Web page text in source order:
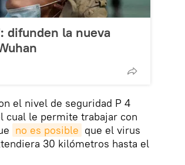
difunden la nueva
el nivel de seguridad P 4
cual le permite trabajar con
no es posible que el virus
30 kilómetros hasta el